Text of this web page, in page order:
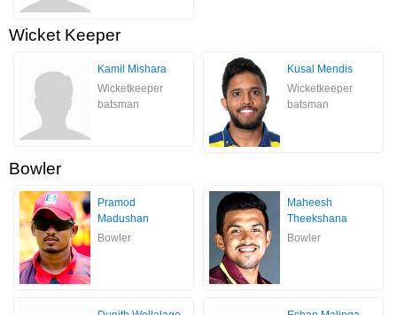
Wicket Keeper
Kamil Mishara
Wicketkeeper
batsman
Kusal Mendis
Wicketkeeper
batsman
Bowler
Pramod
Madushan
Bowler
Maheesh
Theekshana
Bowler